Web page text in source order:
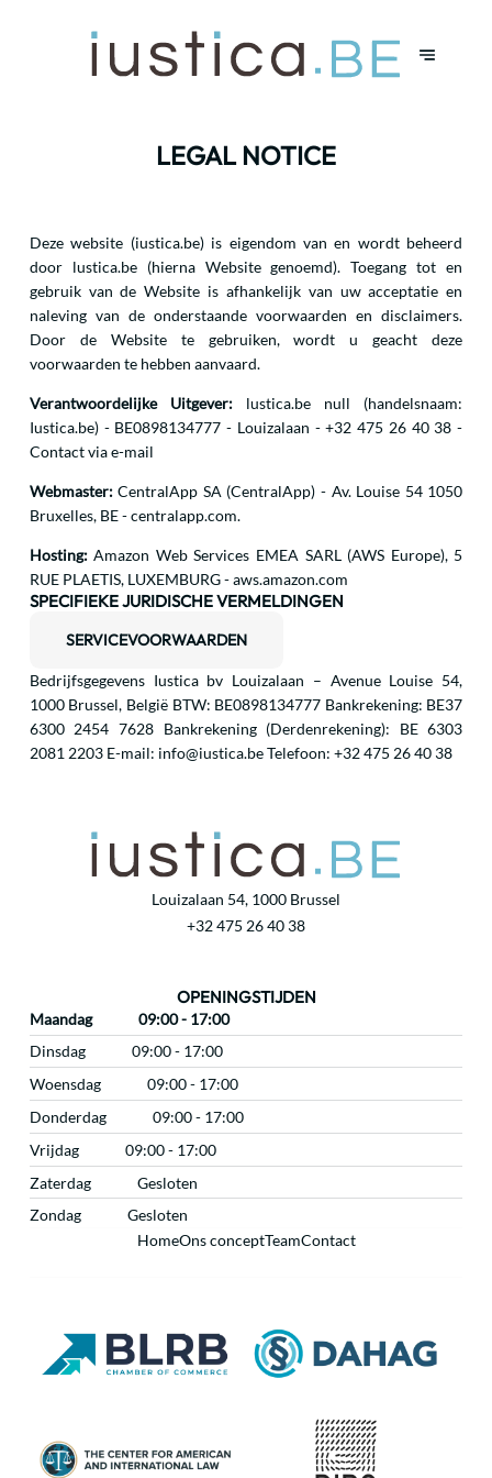
LEGAL NOTICE
Deze website (iustica.be) is eigendom van en wordt beheerd
door lustica.be (hierna Website genoemd). Toegang tot en
gebruik van de Website is afhankelijk van uw acceptatie en
naleving van de onderstaande voorwaarden en disclaimers.
Door de Website te gebruiken, wordt u geacht deze
voorwaarden te hebben aanvaard.
Verantwoordelijke Uitgever:lustica.be null (handelsnaam:
Iustica.be) - BE0898134777 - Louizalaan - +32 475 26 40 38 -
Contact via e-mail
Webmaster:CentralApp SA (CentralApp) - Av. Louise 54 1050
Bruxelles, BE - centralapp.com.
Hosting:Amazon Web Services EMEA SARL (AWS Europe), 5
RUE PLAETIS, LUXEMBURG - aws.amazon.com
SPECIFIEKE JURIDISCHE VERMELDINGEN
SERVICEVOORWAARDEN
Bedrijfsgegevens Iustica bv Louizalaan – Avenue Louise 54,
1000 Brussel, België BTW: BE0898134777 Bankrekening: BE37
6300 2454 7628 Bankrekening (Derdenrekening): BE 6303
2081 2203 E-mail: info@iustica.be Telefoon: +32 475 26 40 38
Louizalaan 54, 1000 Brussel
+32 475 26 40 38
OPENINGSTIJDEN
Maandag
09:00 - 17:00
Dinsdag
09:00 - 17:00
Woensdag
09:00 - 17:00
Donderdag
09:00 - 17:00
Vrijdag
09:00 - 17:00
Zaterdag
Gesloten
Zondag
Gesloten
HomeOns conceptTeamContact